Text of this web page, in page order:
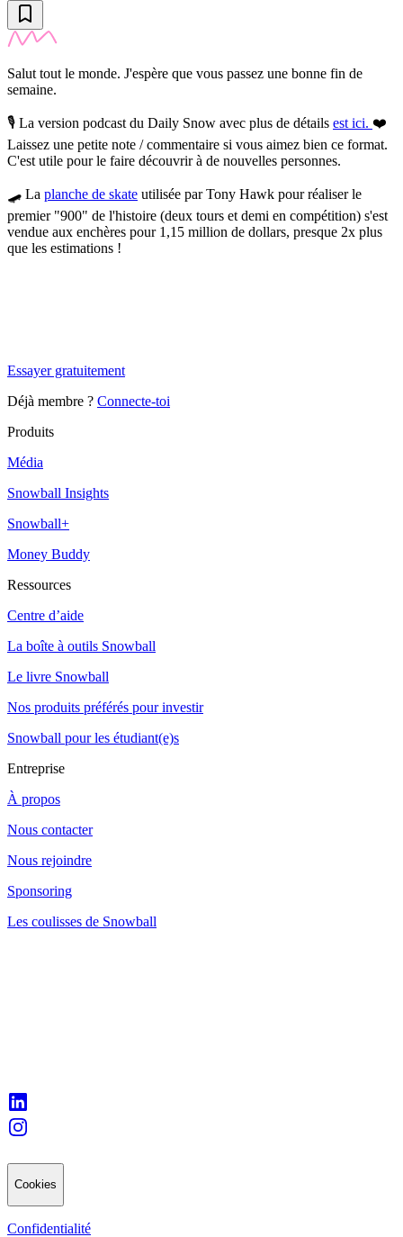
Salut tout le monde. J'espère que vous passez une bonne fin de
semaine.
🎙️ La version podcast du Daily Snow avec plus de détails est ici. ❤️
Laissez une petite note / commentaire si vous aimez bien ce format.
C'est utile pour le faire découvrir à de nouvelles personnes.
🛹 La planche de skate utilisée par Tony Hawk pour réaliser le
premier "900" de l'histoire (deux tours et demi en compétition) s'est
vendue aux enchères pour 1,15 million de dollars, presque 2x plus
que les estimations !
Essayer gratuitement
Déjà membre ? Connecte-toi
Produits
Média
Snowball Insights
Snowball+
Money Buddy
Ressources
Centre d’aide
La boîte à outils Snowball
Le livre Snowball
Nos produits préférés pour investir
Snowball pour les étudiant(e)s
Entreprise
À propos
Nous contacter
Nous rejoindre
Sponsoring
Les coulisses de Snowball
Cookies
Confidentialité